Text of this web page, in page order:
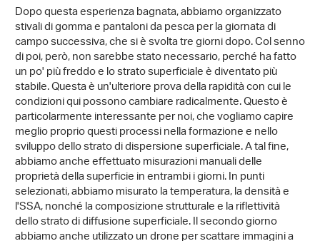
Dopo questa esperienza bagnata, abbiamo organizzato
stivali di gomma e pantaloni da pesca per la giornata di
campo successiva, che si è svolta tre giorni dopo. Col senno
di poi, però, non sarebbe stato necessario, perché ha fatto
un po' più freddo e lo strato superficiale è diventato più
stabile. Questa è un'ulteriore prova della rapidità con cui le
condizioni qui possono cambiare radicalmente. Questo è
particolarmente interessante per noi, che vogliamo capire
meglio proprio questi processi nella formazione e nello
sviluppo dello strato di dispersione superficiale. A tal fine,
abbiamo anche effettuato misurazioni manuali delle
proprietà della superficie in entrambi i giorni. In punti
selezionati, abbiamo misurato la temperatura, la densità e
l'SSA, nonché la composizione strutturale e la riflettività
dello strato di diffusione superficiale. Il secondo giorno